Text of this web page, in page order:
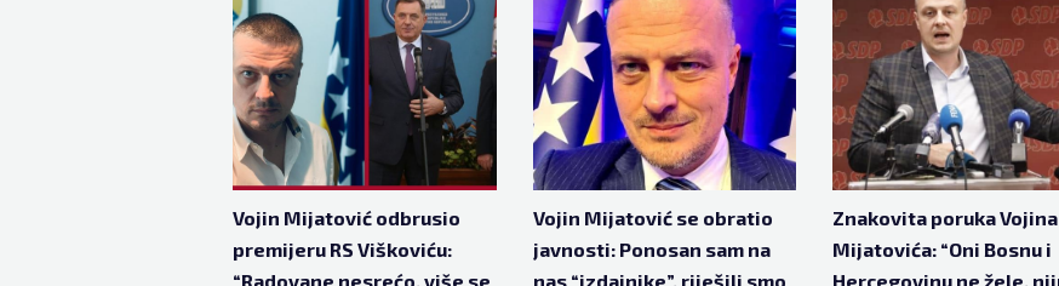
Vojin Mijatović odbrusio
premijeru RS Viškoviću:
“Radovane nesrećo, više se
Vojin Mijatović se obratio
javnosti: Ponosan sam na
nas “izdajnike”, riješili smo
Znakovita poruka Vojina
Mijatovića: “Oni Bosnu i
Hercegovinu ne žele,